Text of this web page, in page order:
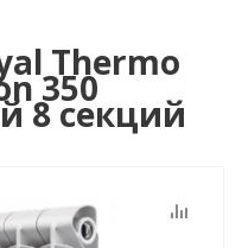
Thermo
350
8 секций